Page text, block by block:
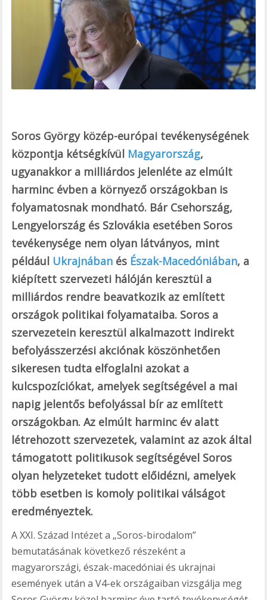
Soros György közép-európai tevékenységének
központja kétségkívül Magyarország,
ugyanakkor a milliárdos jelenléte az elmúlt
harminc évben a környező országokban is
folyamatosnak mondható. Bár Csehország,
Lengyelország és Szlovákia esetében Soros
tevékenysége nem olyan látványos, mint
például Ukrajnában és Észak-Macedóniában, a
kiépített szervezeti hálóján keresztül a
milliárdos rendre beavatkozik az említett
országok politikai folyamataiba. Soros a
szervezetein keresztül alkalmazott indirekt
befolyásszerzési akciónak köszönhetően
sikeresen tudta elfoglalni azokat a
kulcspozíciókat, amelyek segítségével a mai
napig jelentős befolyással bír az említett
országokban. Az elmúlt harminc év alatt
létrehozott szervezetek, valamint az azok által
támogatott politikusok segítségével Soros
olyan helyzeteket tudott előidézni, amelyek
több esetben is komoly politikai válságot
eredményeztek.
A XXI. Század Intézet a „Soros-birodalom”
bemutatásának következő részeként a
magyarországi, észak-macedóniai és ukrajnai
események után a V4-ek országaiban vizsgálja meg